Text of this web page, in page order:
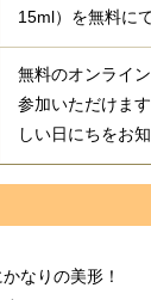
15ml）を無料に
無料のオンライ
参加いただけま
しい日にちをお
なりの美形！